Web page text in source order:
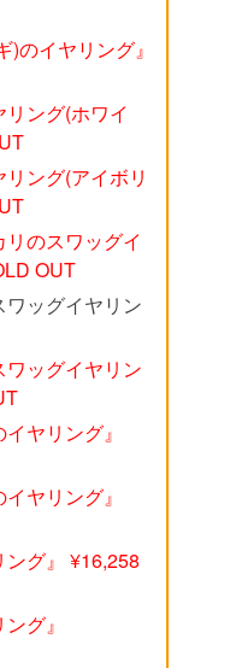
)のイヤリング』
ング(ホワイ
ング(アイボリ
のスワッグイ
OUT
ワッグイヤリン
ワッグイヤリン
ヤリング』
ヤリング』
ング』 ¥16,258
グ』